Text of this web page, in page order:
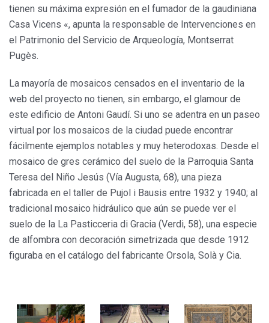
tienen su máxima expresión en el fumador de la gaudiniana
Casa Vicens «, apunta la responsable de Intervenciones en
el Patrimonio del Servicio de Arqueología, Montserrat
Pugès.
La mayoría de mosaicos censados en el inventario de la
web del proyecto no tienen, sin embargo, el glamour de
este edificio de Antoni Gaudí. Si uno se adentra en un paseo
virtual por los mosaicos de la ciudad puede encontrar
fácilmente ejemplos notables y muy heterodoxas. Desde el
mosaico de gres cerámico del suelo de la Parroquia Santa
Teresa del Niño Jesús (Vía Augusta, 68), una pieza
fabricada en el taller de Pujol i Bausis entre 1932 y 1940; al
tradicional mosaico hidráulico que aún se puede ver el
suelo de la La Pasticceria di Gracia (Verdi, 58), una especie
de alfombra con decoración simetrizada que desde 1912
figuraba en el catálogo del fabricante Orsola, Solà y Cia.